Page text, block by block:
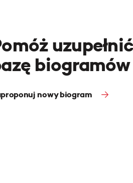
uzupełnić
biogramów
nowy biogram